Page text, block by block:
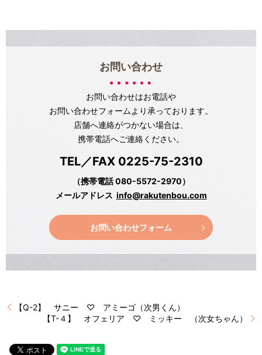
お問い合わせ
お問い合わせはお電話や
お問い合わせフォームより承っております。
店舗へ連絡がつかない場合は、
携帯電話へご連絡ください。
TEL／FAX 0225-75-2310
（携帯電話 080-5572-2970）
メールアドレス info@rakutenbou.com
お問い合わせフォーム
【Q-2】 サニー ♡ アミーゴ（次男くん）
【T-４】 オフェリア ♡ ミッキー （次女ちゃん）